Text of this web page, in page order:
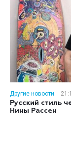
Другие новости
Русский стиль
Нины Рассен